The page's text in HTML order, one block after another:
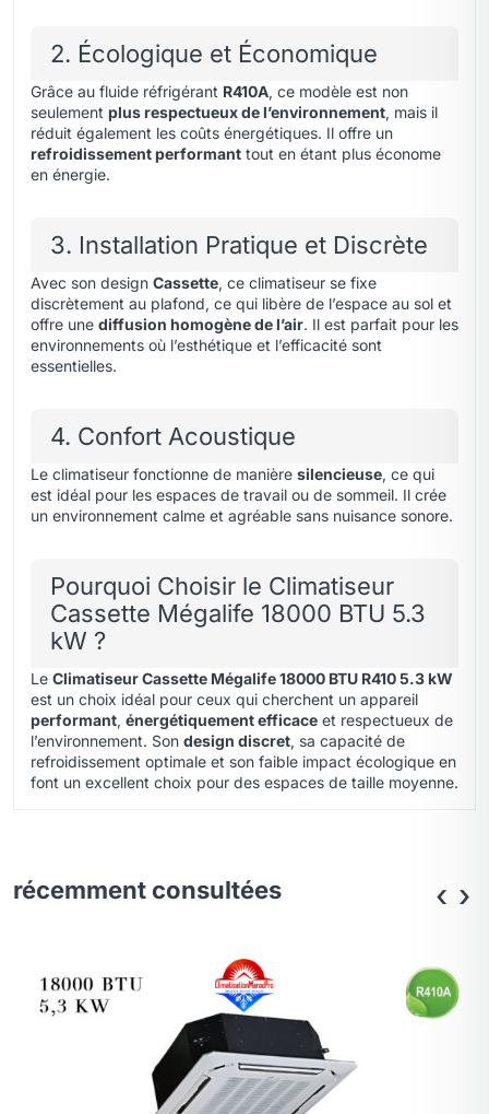
2. Écologique et Économique
Grâce au fluide réfrigérant R410A, ce modèle est non
seulement plus respectueux de l’environnement, mais il
réduit également les coûts énergétiques. Il offre un
refroidissement performant tout en étant plus économe
en énergie.
3. Installation Pratique et Discrète
Avec son design Cassette, ce climatiseur se fixe
discrètement au plafond, ce qui libère de l’espace au sol et
offre une diffusion homogène de l’air. Il est parfait pour les
environnements où l’esthétique et l’efficacité sont
essentielles.
4. Confort Acoustique
Le climatiseur fonctionne de manière silencieuse, ce qui
est idéal pour les espaces de travail ou de sommeil. Il crée
un environnement calme et agréable sans nuisance sonore.
Pourquoi Choisir le Climatiseur
Cassette Mégalife 18000 BTU 5.3
kW ?
Le Climatiseur Cassette Mégalife 18000 BTU R410 5.3 kW
est un choix idéal pour ceux qui cherchent un appareil
performant, énergétiquement efficace et respectueux de
l’environnement. Son design discret, sa capacité de
refroidissement optimale et son faible impact écologique en
font un excellent choix pour des espaces de taille moyenne.
récemment consultées ‹ ›